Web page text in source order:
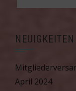
NEUIGKEITEN
April 2024